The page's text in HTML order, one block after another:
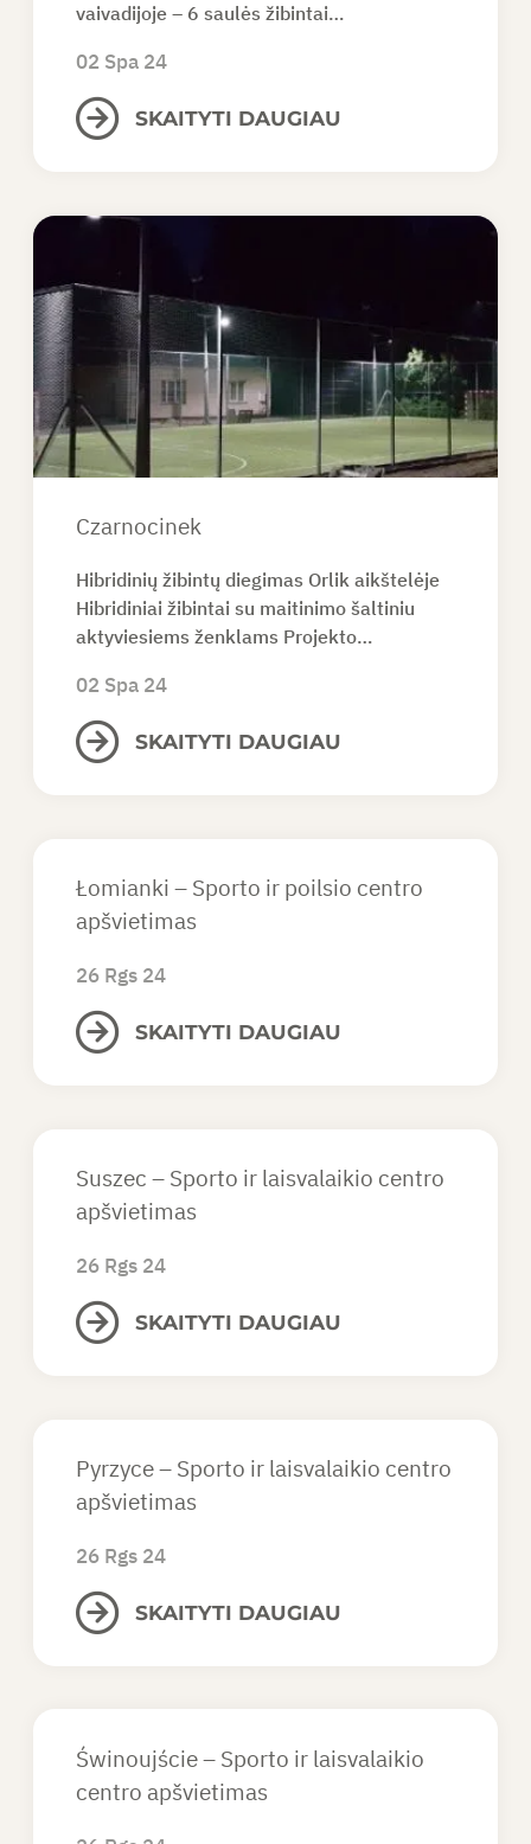
vaivadijoje – 6 saulės žibintai…
SKAITYTI DAUGIAU
02 Spa 24
Czarnocinek
Hibridinių žibintų diegimas Orlik aikštelėje
Hibridiniai žibintai su maitinimo šaltiniu
aktyviesiems ženklams Projekto…
SKAITYTI DAUGIAU
02 Spa 24
Łomianki – Sporto ir poilsio centro
apšvietimas
SKAITYTI DAUGIAU
26 Rgs 24
Suszec – Sporto ir laisvalaikio centro
apšvietimas
SKAITYTI DAUGIAU
26 Rgs 24
Pyrzyce – Sporto ir laisvalaikio centro
apšvietimas
SKAITYTI DAUGIAU
26 Rgs 24
Świnoujście – Sporto ir laisvalaikio
centro apšvietimas